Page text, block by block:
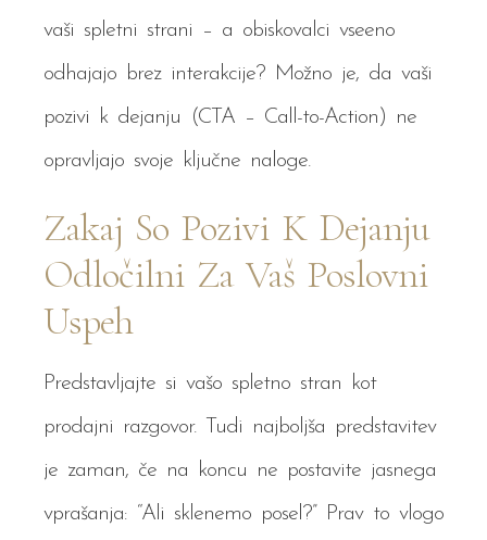
vaši spletni strani – a obiskovalci vseeno
odhajajo brez interakcije? Možno je, da vaši
pozivi k dejanju (CTA – Call-to-Action) ne
opravljajo svoje ključne naloge.
Zakaj So Pozivi K Dejanju
Odločilni Za Vaš Poslovni
Uspeh
Predstavljajte si vašo spletno stran kot
prodajni razgovor. Tudi najboljša predstavitev
je zaman, če na koncu ne postavite jasnega
vprašanja: “Ali sklenemo posel?” Prav to vlogo